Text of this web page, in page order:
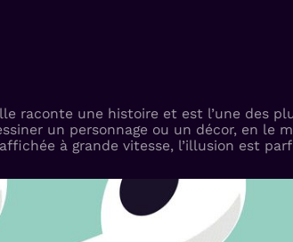
raconte une histoire et est l’une des
un personnage ou un décor, en le
à grande vitesse, l’illusion est